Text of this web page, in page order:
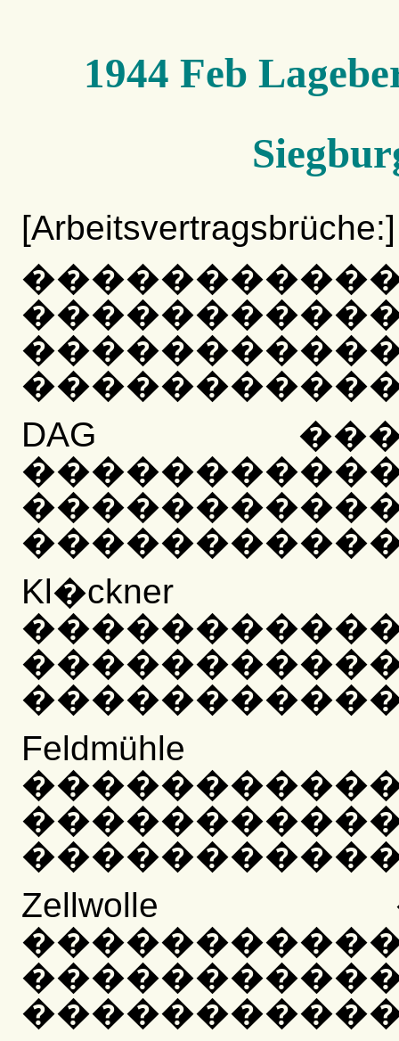
1944 Feb
[Arbeitsvertragsbrüche:]
�
DAG